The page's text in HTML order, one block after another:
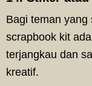
Bagi teman yang
scrapbook kit
terjangkau dan
kreatif.